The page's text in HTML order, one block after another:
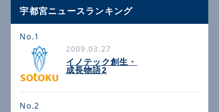
宇都宮ニュースランキング
No.1
2009.03.27
イノテック創生・
成長物語2
No.2